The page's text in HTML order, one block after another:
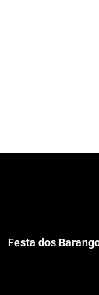
Festa dos